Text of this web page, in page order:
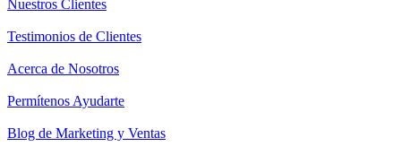
Nuestros Clientes
Testimonios de Clientes
Acerca de Nosotros
Permítenos Ayudarte
Blog de Marketing y Ventas